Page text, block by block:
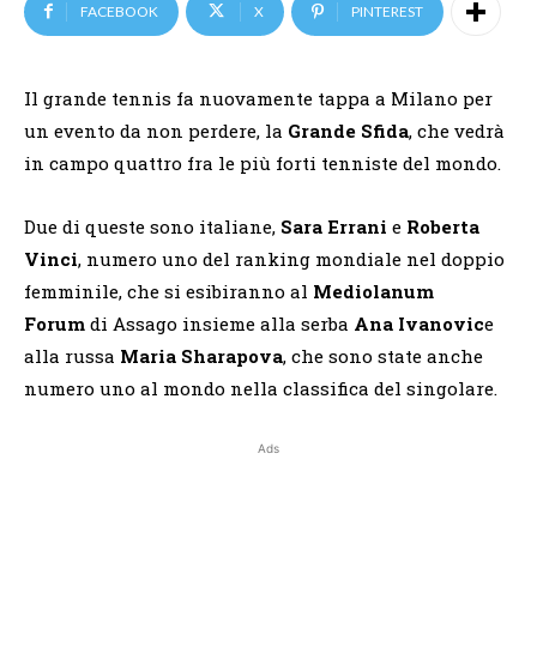
FACEBOOK X PINTEREST
Il grande tennis fa nuovamente tappa a Milano per
un evento da non perdere, la Grande Sfida, che vedrà
in campo quattro fra le più forti tenniste del mondo.
Due di queste sono italiane, Sara Errani e Roberta
Vinci, numero uno del ranking mondiale nel doppio
femminile, che si esibiranno al Mediolanum
Forum di Assago insieme alla serba Ana Ivanovice
alla russa Maria Sharapova, che sono state anche
numero uno al mondo nella classifica del singolare.
Ads